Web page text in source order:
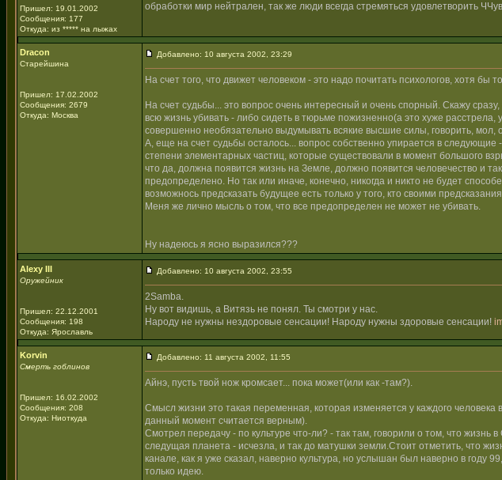
Пришел: 19.01.2002
Сообщения: 177
Откуда: из ***** на лыжах
обработки мир нейтрален, так же люди всегда стремяться удовлетворить
Dracon
Старейшина
Пришел: 17.02.2002
Сообщения: 2679
Откуда: Москва
Добавлено: 10 августа 2002, 23:29
На счет того, что движет человеком - это надо почитать психологов, хотя
На счет судьбы... это вопрос очень интересный и очень спорный. Скажу
всю жизнь убивать - либо сидеть в тюрьме пожизненно(а это хуже
совершенно необязательно выдумывать всякие высшие силы, говорить, мол,
А, еще на счет судьбы осталось... вопрос собственно упирается в
степени элементарных частиц, которые существовали в момент большого
что да, должна появится жизнь на Земле, должно появится человечество и
предопределено. Но так или иначе, конечно, никогда и никто не будет
возможнось предсказать будущее есть только у того, кто своими
Меня же лично мысль о том, что все предопределен не может не убивать.
Ну надеюсь я ясно выразился???
Alexy III
Оружейник
Пришел: 22.12.2001
Сообщения: 198
Откуда: Ярославль
Добавлено: 10 августа 2002, 23:55
2Samba.
Ну вот видишь, а Витязь не понял. Ты смотри у нас.
Народу не нужны нездоровые сенсации! Народу нужны здоровые сенсации!
Korvin
Смерть гоблинов
Пришел: 16.02.2002
Сообщения: 208
Откуда: Ниоткуда
Добавлено: 11 августа 2002, 11:55
Айнэ, пусть твой нож кромсает... пока может(или как -там?).
Смысл жизни это такая переменная, которая изменяется у каждого
данный момент считается верным).
Смотрел передачу - по культуре что-ли? - так там, говорили о том, что
следущая планета - исчезла, и так до матушки земли.Стоит отметить, что
канале, как я уже сказал, наверно культура, но услышан был наверно в году
только идею.